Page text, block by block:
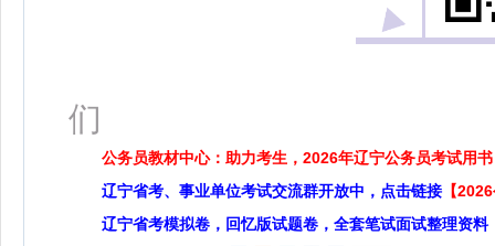
们
公务员教材中心：助力考生，2026年辽宁公务员考试用书
辽宁省考、事业单位考试交流群开放中，点击链接 【
辽宁省考模拟卷，回忆版试题卷，全套笔试面试整理资料